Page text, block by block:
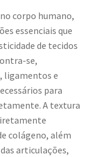
corpo humano,
essenciais que
de tecidos
se,
ligamentos e
para
A textura
colágeno, além
articulações,